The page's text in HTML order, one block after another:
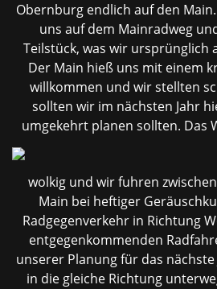
Obernburg endlich auf den
uns auf dem Mainradweg
Teilstück, was wir ursprünglich
Der Main hieß uns mit einem
willkommen und wir stellten
sollten wir im nächsten Jahr
umgekehrt planen sollten. Das
wolkig und wir fuhren
Main bei heftiger
Radgegenverkehr in Richtung
entgegenkommenden
unserer Planung für das
in die gleiche Richtung